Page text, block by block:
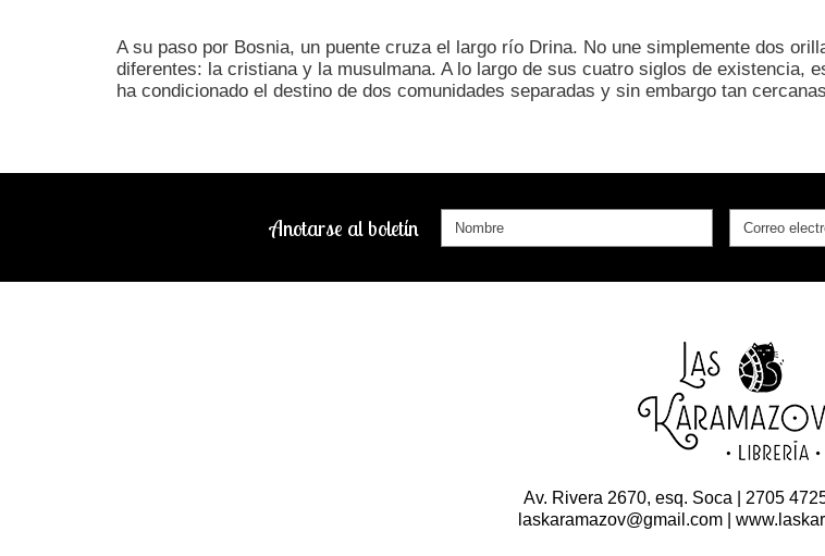
A su paso por Bosnia, un puente cruza el largo río Drina. No une simplemente dos
diferentes: la cristiana y la musulmana. A lo largo de sus cuatro siglos de existencia,
ha condicionado el destino de dos comunidades separadas y sin embargo tan
Anotarse al boletín
Av. Rivera 2670, esq. Soca | 2705
laskaramazov@gmail.com |